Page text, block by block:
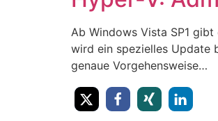
Ab Windows Vista SP1
wird ein spezielles Update
genaue Vorgehensweise…